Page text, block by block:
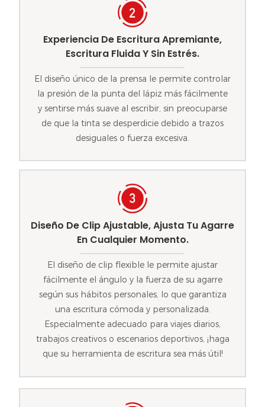
Experiencia De Escritura Apremiante,
Escritura Fluida Y Sin Estrés.
El diseño único de la prensa le permite controlar
la presión de la punta del lápiz más fácilmente
y sentirse más suave al escribir, sin preocuparse
de que la tinta se desperdicie debido a trazos
desiguales o fuerza excesiva.
Diseño De Clip Ajustable, Ajusta Tu Agarre
En Cualquier Momento.
El diseño de clip flexible le permite ajustar
fácilmente el ángulo y la fuerza de su agarre
según sus hábitos personales, lo que garantiza
una escritura cómoda y personalizada.
Especialmente adecuado para viajes diarios,
trabajos creativos o escenarios deportivos, ¡haga
que su herramienta de escritura sea más útil!